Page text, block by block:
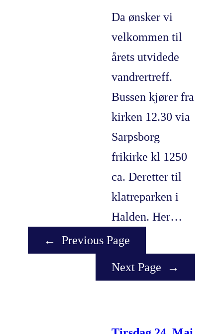
Da ønsker vi
velkommen til
årets utvidede
vandrertreff.
Bussen kjører fra
kirken 12.30 via
Sarpsborg
frikirke kl 1250
ca. Deretter til
klatreparken i
Halden. Her…
←
Previous Page
Next Page →